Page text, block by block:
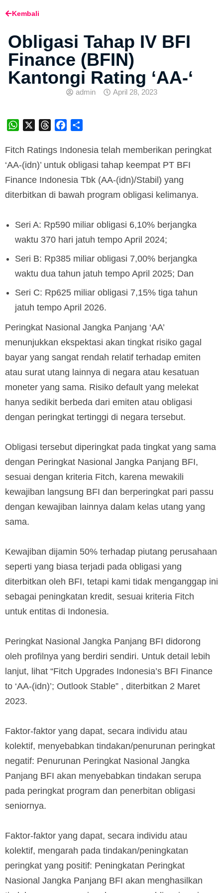
Kembali
Obligasi Tahap IV BFI
Finance (BFIN)
Kantongi Rating ‘AA-‘
admin April 28, 2023
WhatsApp ThreadsFacebook
Fitch Ratings Indonesia telah memberikan peringkat
‘AA-(idn)’ untuk obligasi tahap keempat PT BFI
Finance Indonesia Tbk (AA-(idn)/Stabil) yang
diterbitkan di bawah program obligasi kelimanya.
Seri A: Rp590 miliar obligasi 6,10% berjangka
waktu 370 hari jatuh tempo April 2024;
Seri B: Rp385 miliar obligasi 7,00% berjangka
waktu dua tahun jatuh tempo April 2025; Dan
Seri C: Rp625 miliar obligasi 7,15% tiga tahun
jatuh tempo April 2026.
Peringkat Nasional Jangka Panjang ‘AA’
menunjukkan ekspektasi akan tingkat risiko gagal
bayar yang sangat rendah relatif terhadap emiten
atau surat utang lainnya di negara atau kesatuan
moneter yang sama. Risiko default yang melekat
hanya sedikit berbeda dari emiten atau obligasi
dengan peringkat tertinggi di negara tersebut.
Obligasi tersebut diperingkat pada tingkat yang sama
dengan Peringkat Nasional Jangka Panjang BFI,
sesuai dengan kriteria Fitch, karena mewakili
kewajiban langsung BFI dan berperingkat pari passu
dengan kewajiban lainnya dalam kelas utang yang
sama.
Kewajiban dijamin 50% terhadap piutang perusahaan
seperti yang biasa terjadi pada obligasi yang
diterbitkan oleh BFI, tetapi kami tidak menganggap ini
sebagai peningkatan kredit, sesuai kriteria Fitch
untuk entitas di Indonesia.
Peringkat Nasional Jangka Panjang BFI didorong
oleh profilnya yang berdiri sendiri. Untuk detail lebih
lanjut, lihat “Fitch Upgrades Indonesia’s BFI Finance
to ‘AA-(idn)’; Outlook Stable” , diterbitkan 2 Maret
2023.
Faktor-faktor yang dapat, secara individu atau
kolektif, menyebabkan tindakan/penurunan peringkat
negatif: Penurunan Peringkat Nasional Jangka
Panjang BFI akan menyebabkan tindakan serupa
pada peringkat program dan penerbitan obligasi
seniornya.
Faktor-faktor yang dapat, secara individu atau
kolektif, mengarah pada tindakan/peningkatan
peringkat yang positif: Peningkatan Peringkat
Nasional Jangka Panjang BFI akan menghasilkan